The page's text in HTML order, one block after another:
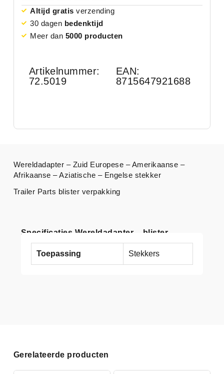
Altijd gratis verzending
30 dagen bedenktijd
Meer dan 5000 producten
Artikelnummer:
72.5019
EAN:
8715647921688
Specificaties Wereldadapter – blister
Toepassing Stekkers
Wereldadapter – Zuid Europese – Amerikaanse –
Afrikaanse – Aziatische – Engelse stekker
Trailer Parts blister verpakking
Gerelateerde producten